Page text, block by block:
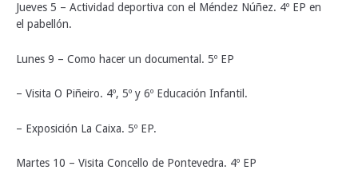
Jueves 5 – Actividad deportiva con el Méndez Núñez. 4º EP en
el pabellón.
Lunes 9 – Como hacer un documental. 5º EP
– Visita O Piñeiro. 4º, 5º y 6º Educación Infantil.
– Exposición La Caixa. 5º EP.
Martes 10 – Visita Concello de Pontevedra. 4º EP